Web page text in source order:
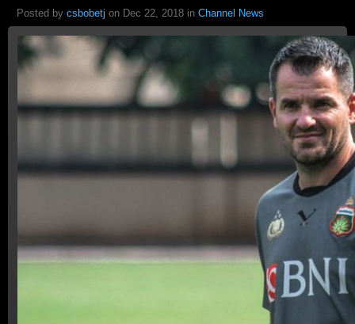
Posted by csbobetj on Dec 22, 2018 in Channel News